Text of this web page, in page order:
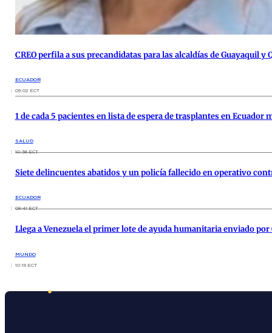
CREO perfila a sus precandidatas para las alcaldías de Guayaquil y
ECUADOR
09:02 ECT
1 de cada 5 pacientes en lista de espera de trasplantes en Ecuador
SALUD
10:56 ECT
Siete delincuentes abatidos y un policía fallecido en operativo
ECUADOR
09:41 ECT
Llega a Venezuela el primer lote de ayuda humanitaria enviado
MUNDO
10:19 ECT